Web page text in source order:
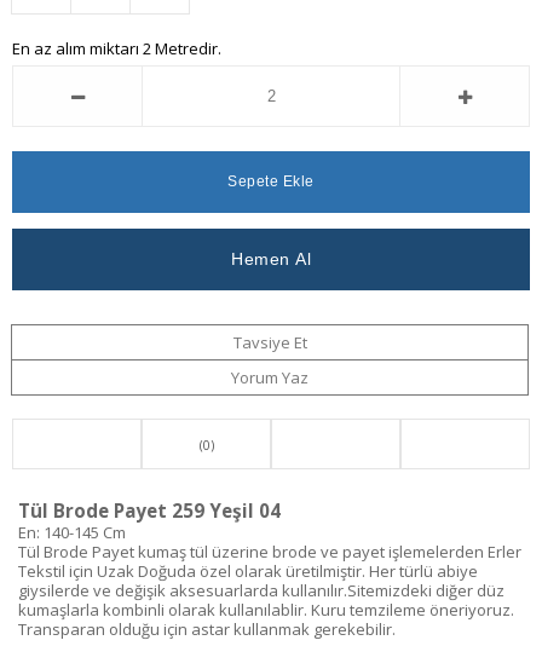
Sipariş Ekle Listeme
İndirimli Fiyat
Ver
Gelince
En az alım miktarı 2 Metredir.
Tavsiye Et
Yorum Yaz
(0)
Tül Brode Payet 259 Yeşil 04
En: 140-145 Cm
Tül Brode Payet kumaş tül üzerine brode ve payet işlemelerden Erler
Tekstil için Uzak Doğuda özel olarak üretilmiştir. Her türlü abiye
giysilerde ve değişik aksesuarlarda kullanılır.Sitemizdeki diğer düz
kumaşlarla kombinli olarak kullanılablir. Kuru temzileme öneriyoruz.
Transparan olduğu için astar kullanmak gerekebilir.